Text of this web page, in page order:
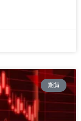
期貨